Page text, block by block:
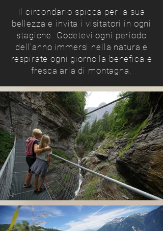
Il circondario spicca per la sua
bellezza e invita i visitatori in ogni
stagione. Godetevi ogni periodo
dell’anno immersi nella natura e
respirate ogni giorno la benefica e
fresca aria di montagna.